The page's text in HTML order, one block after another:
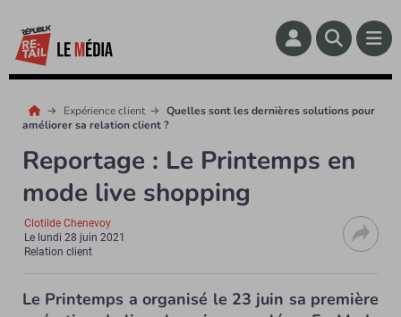
Expérience client
Quelles sont les dernières solutions pour
améliorer sa relation client ?
Reportage : Le Printemps en
mode live shopping
Clotilde Chenevoy
Le lundi 28 juin 2021
Relation client
Le Printemps a organisé le 23 juin sa première